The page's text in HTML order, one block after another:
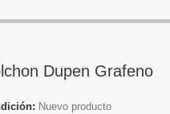
Dupen Grafeno
Nuevo producto